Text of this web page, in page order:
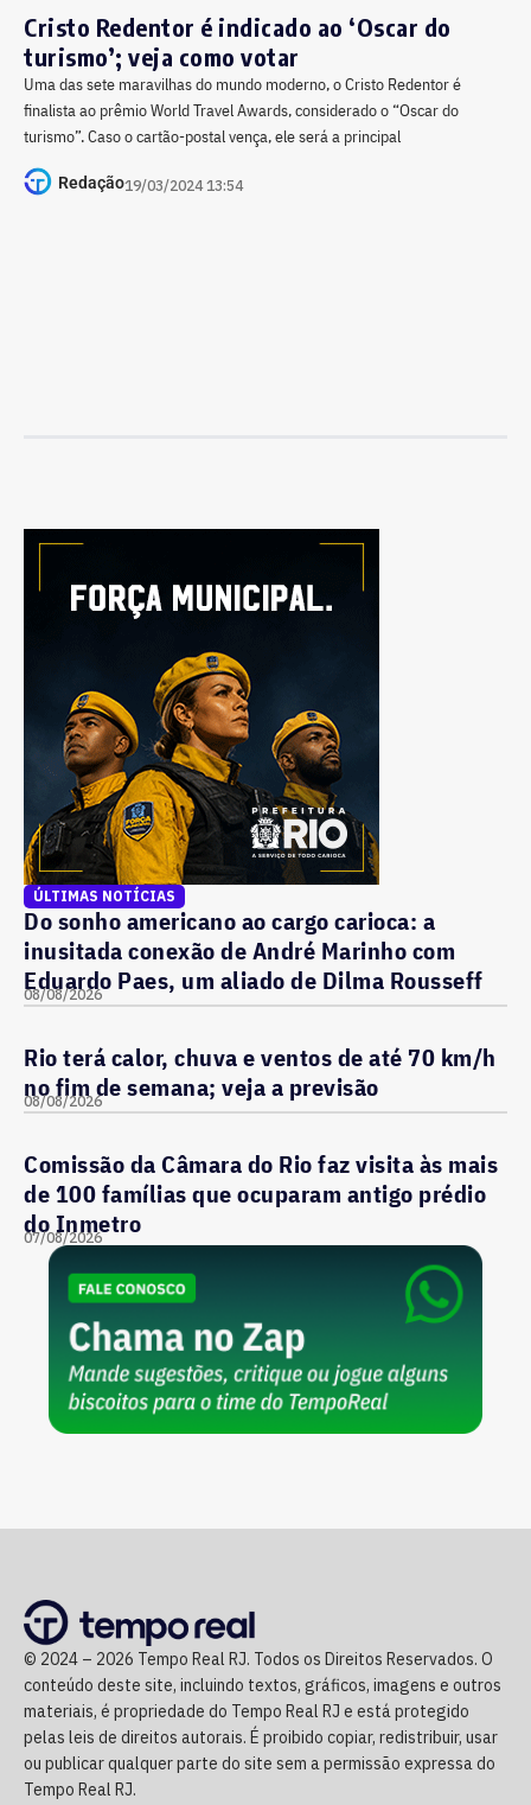
Cristo Redentor é indicado ao ‘Oscar do
turismo’; veja como votar
Uma das sete maravilhas do mundo moderno, o Cristo Redentor é
finalista ao prêmio World Travel Awards, considerado o “Oscar do
turismo”. Caso o cartão-postal vença, ele será a principal
Redação19/03/2024 13:54
ÚLTIMAS NOTÍCIAS
Do sonho americano ao cargo carioca: a
inusitada conexão de André Marinho com
Eduardo Paes, um aliado de Dilma Rousseff
08/08/2026
Rio terá calor, chuva e ventos de até 70 km/h
no fim de semana; veja a previsão
08/08/2026
Comissão da Câmara do Rio faz visita às mais
de 100 famílias que ocuparam antigo prédio
do Inmetro
07/08/2026
© 2024 – 2026 Tempo Real RJ. Todos os Direitos Reservados. O
conteúdo deste site, incluindo textos, gráficos, imagens e outros
materiais, é propriedade do Tempo Real RJ e está protegido
pelas leis de direitos autorais. É proibido copiar, redistribuir, usar
ou publicar qualquer parte do site sem a permissão expressa do
Tempo Real RJ.